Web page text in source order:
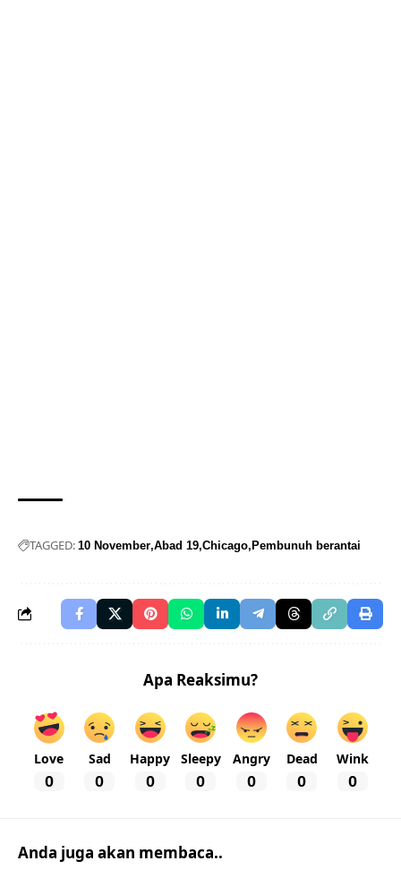
TAGGED: 10 November Abad 19 Chicago Pembunuh berantai
Apa Reaksimu?
Love
0
Sad
0
Happy
0
Sleepy
0
Angry
0
Dead
0
Wink
0
Anda juga akan membaca..